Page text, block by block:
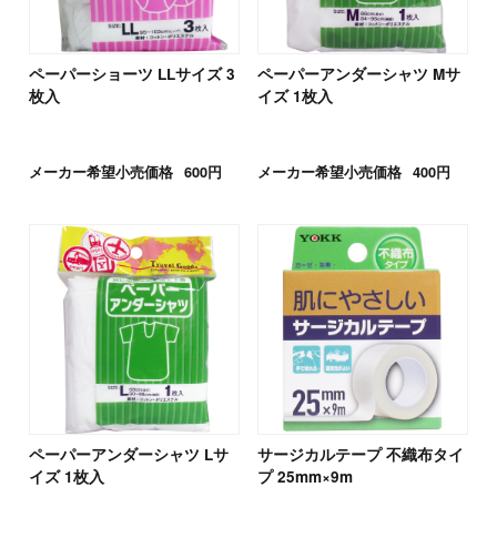
ペーパーショーツ LLサイズ 3
枚入
メーカー希望小売価格 600円
ペーパーアンダーシャツ Mサ
イズ 1枚入
メーカー希望小売価格 400円
ペーパーアンダーシャツ Lサ
イズ 1枚入
サージカルテープ 不織布タイ
プ 25mm×9m